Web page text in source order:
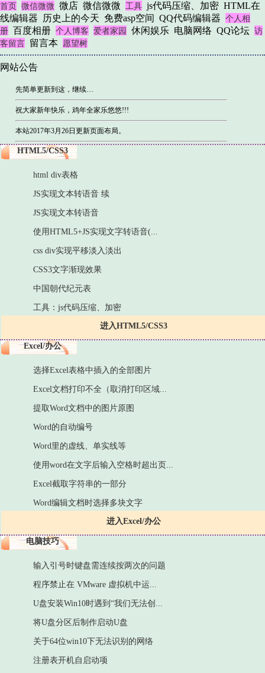
首页 微信微微 微店 微信微微 工具 js代码压缩、加密 HTML在
线编辑器
历史上的今天 免费asp空间 QQ代码编辑器 个人相
册 百度相册 个人博客 爱者家园 休闲娱乐 电脑网络 QQ论坛 访
客留言 留言本 愿望树
网站公告
先简单更新到这，继续…
祝大家新年快乐，鸡年全家乐悠悠!!!
本站2017年3月26日更新页面布局。
HTML5/CSS3
进入HTML5/CSS3
html div表格
JS实现文本转语音 续
JS实现文本转语音
使用HTML5+JS实现文字转语音(...
css div实现平移淡入淡出
CSS3文字渐现效果
中国朝代纪元表
工具：js代码压缩、加密
Excel/办公
进入Excel/办公
选择Excel表格中插入的全部图片
Excel文档打印不全（取消打印区域...
提取Word文档中的图片原图
Word的自动编号
Word里的虚线、单实线等
使用word在文字后输入空格时超出页...
Excel截取字符串的一部分
Word编辑文档时选择多块文字
电脑技巧
输入引号时键盘需连续按两次的问题
程序禁止在 VMware 虚拟机中运...
U盘安装Win10时遇到“我们无法创...
将U盘分区后制作启动U盘
关于64位win10下无法识别的网络
注册表开机自启动项